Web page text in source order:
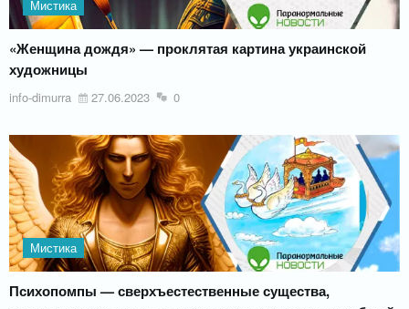
Мистика
«Женщина дождя» — проклятая картина украинской
художницы
info-dimurra 27.06.2023 0
Мистика
Психопомпы — сверхъестественные существа,